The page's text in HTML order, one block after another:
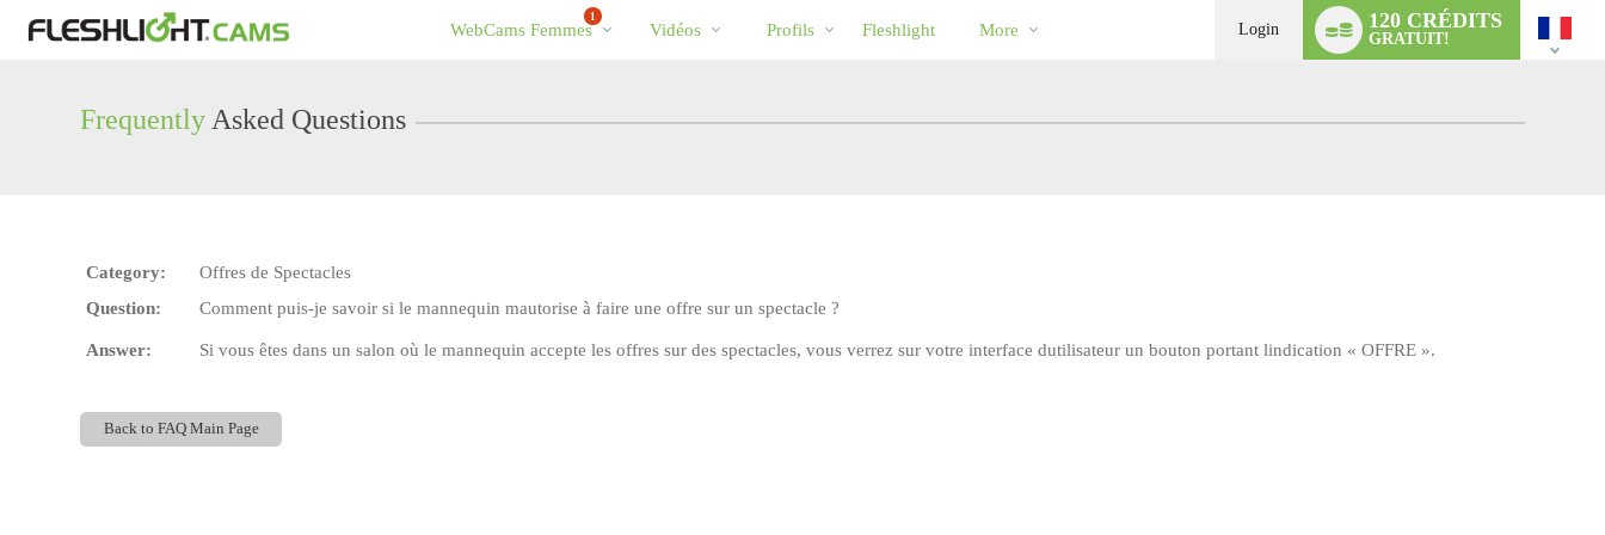
User
Cams
1
WebCams Femmes Vidéos Profils Fleshlight More Login 120 CRÉDITS
GRATUIT!
Frequently Asked Questions
Category:
Offres de Spectacles
Question:
Comment puis-je savoir si le mannequin mautorise à faire une offre sur un spectacle ?
Answer: Si vous êtes dans un salon où le mannequin accepte les offres sur des spectacles, vous verrez sur votre interface dutilisateur un bouton portant lindication « OFFRE ».
Back to FAQ Main Page